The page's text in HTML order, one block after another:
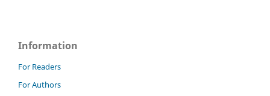
Information
For Readers
For Authors